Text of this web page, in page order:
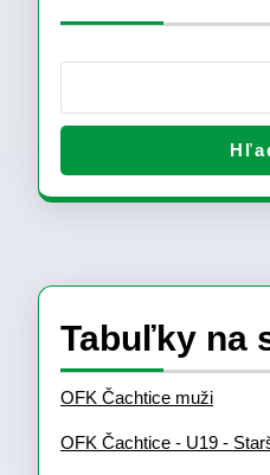
Tabuľky na
OFK Čachtice muži
OFK Čachtice - U19 -